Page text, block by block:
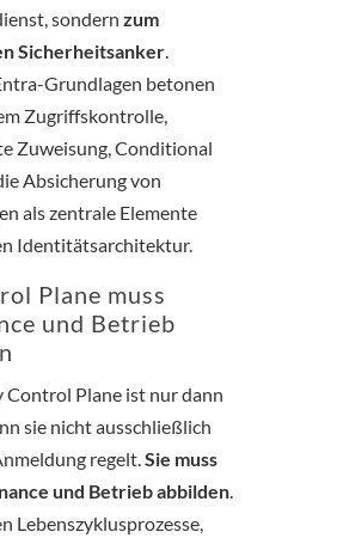
sondern zum
Sicherheitsanker.
Grundlagen betonen
Zugriffskontrolle,
Zuweisung, Conditional
Absicherung von
als zentrale Elemente
Identitätsarchitektur.
Plane muss
und Betrieb
Control Plane ist nur dann
sie nicht ausschließlich
regelt.Sie muss
und Betrieb abbilden.
Lebenszyklusprozesse,